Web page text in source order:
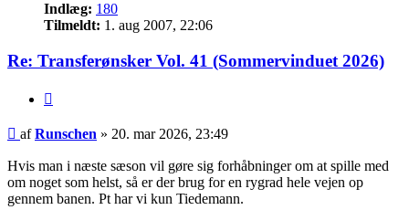
Indlæg: 180
Tilmeldt: 1. aug 2007, 22:06
Re: Transferønsker Vol. 41 (Sommervinduet 2026)
Indlæg
afRunschen » 20. mar 2026, 23:49
Hvis man i næste sæson vil gøre sig forhåbninger om at spille med
om noget som helst, så er der brug for en rygrad hele vejen op
gennem banen. Pt har vi kun Tiedemann.